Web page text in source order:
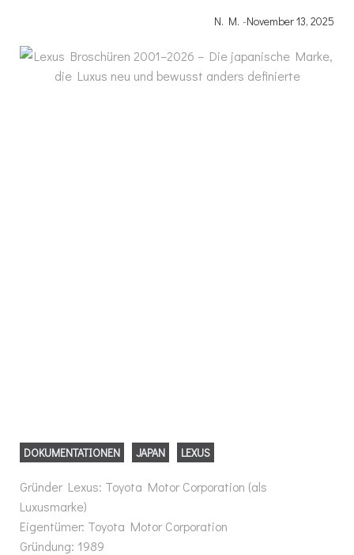
N. M. -November 13, 2025
DOKUMENTATIONEN JAPAN LEXUS
Gründer Lexus: Toyota Motor Corporation (als
Luxusmarke)
Eigentümer: Toyota Motor Corporation
Gründung: 1989